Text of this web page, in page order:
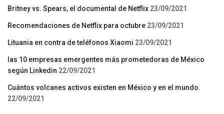
Britney vs. Spears, el documental de Netflix 23/09/2021
Recomendaciones de Netflix para octubre 23/09/2021
Lituania en contra de teléfonos Xiaomi 23/09/2021
las 10 empresas emergentes más prometedoras de México
según Linkedin 22/09/2021
Cuántos volcanes activos existen en México y en el mundo.
22/09/2021